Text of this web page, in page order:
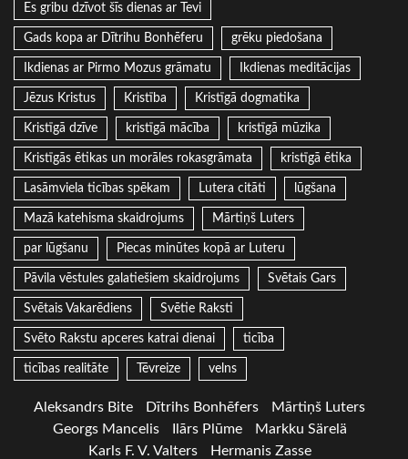
Es gribu dzīvot šīs dienas ar Tevi
Gads kopa ar Dītrihu Bonhēferu grēku piedošana
Ikdienas ar Pirmo Mozus grāmatu Ikdienas meditācijas
Jēzus Kristus Kristība Kristīgā dogmatika
Kristīgā dzīve kristīgā mācība kristīgā mūzika
Kristīgās ētikas un morāles rokasgrāmata kristīgā ētika
Lasāmviela ticības spēkam Lutera citāti lūgšana
Mazā katehisma skaidrojums Mārtiņš Luters
par lūgšanu Piecas minūtes kopā ar Luteru
Pāvila vēstules galatiešiem skaidrojums Svētais Gars
Svētais Vakarēdiens Svētie Raksti
Svēto Rakstu apceres katrai dienai ticība
ticības realitāte Tēvreize velns
Aleksandrs Bite Dītrihs Bonhēfers
Mārtiņš Luters
Georgs Mancelis
Ilārs Plūme
Markku Särelä
Karls F. V. Valters
Hermanis Zasse